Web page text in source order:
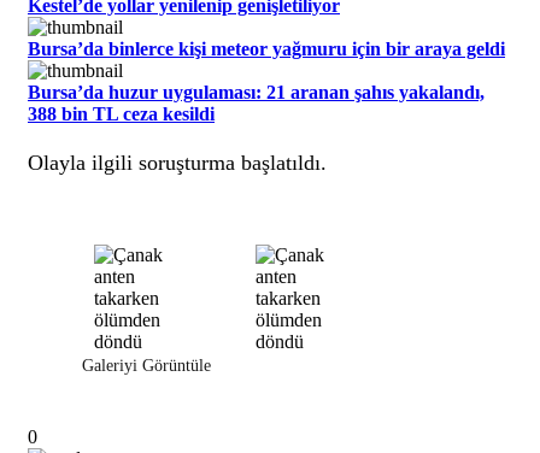
Kestel’de yollar yenilenip genişletiliyor
Bursa’da binlerce kişi meteor yağmuru için bir araya geldi
Bursa’da huzur uygulaması: 21 aranan şahıs yakalandı,
388 bin TL ceza kesildi
Olayla ilgili soruşturma başlatıldı.
Galeriyi Görüntüle
0